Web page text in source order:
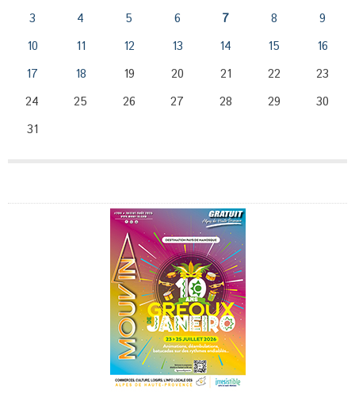
3
4 5 6 7 8
9
10
11 12 13 14 15
16
17
18 19 20 21 22
23
24
25 26 27 28 29
30
31